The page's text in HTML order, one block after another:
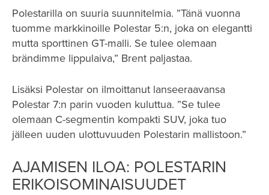
Polestarilla on suuria suunnitelmia. ”Tänä vuonna
tuomme markkinoille Polestar 5:n, joka on elegantti
mutta sporttinen GT-malli. Se tulee olemaan
brändimme lippulaiva,” Brent paljastaa.
Lisäksi Polestar on ilmoittanut lanseeraavansa
Polestar 7:n parin vuoden kuluttua. ”Se tulee
olemaan C-segmentin kompakti SUV, joka tuo
jälleen uuden ulottuvuuden Polestarin mallistoon.”
AJAMISEN ILOA: POLESTARIN
ERIKOISOMINAISUUDET